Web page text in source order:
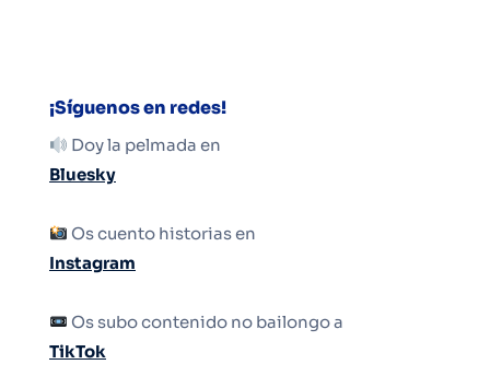
¡Síguenos en redes!
Doy la pelmada en
Bluesky
Os cuento historias en
Instagram
Os subo contenido no bailongo a
TikTok